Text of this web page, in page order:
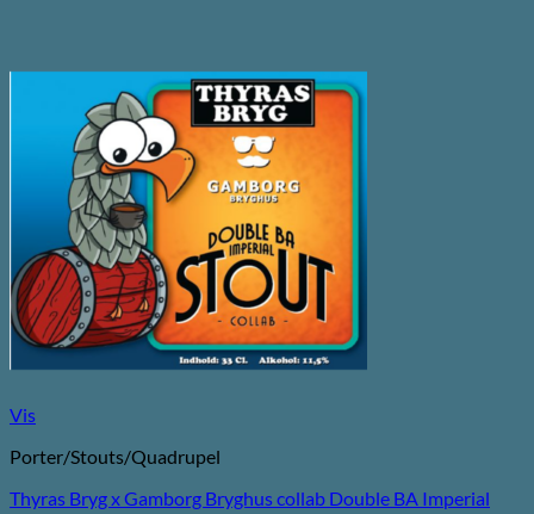
Vis
Porter/Stouts/Quadrupel
Thyras Bryg x Gamborg Bryghus collab Double BA Imperial